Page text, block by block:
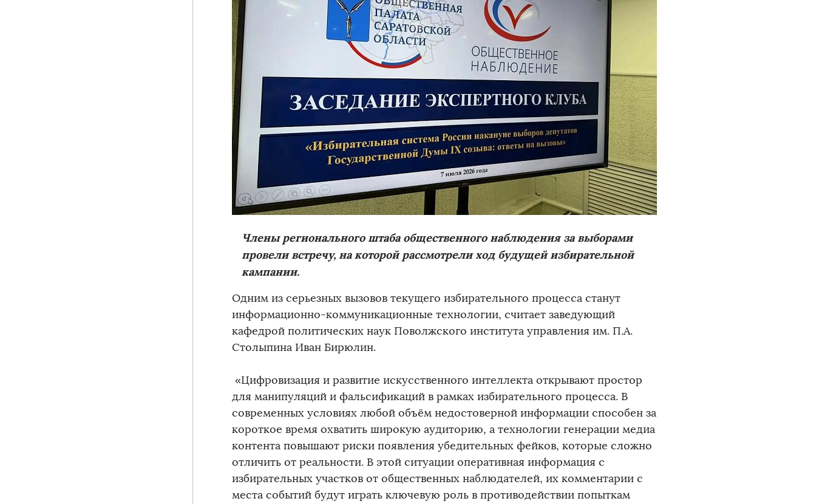
Члены регионального штаба общественного наблюдения за выборами
провели встречу, на которой рассмотрели ход будущей избирательной
кампании.
Одним из серьезных вызовов текущего избирательного процесса станут
информационно-коммуникационные технологии, считает заведующий
кафедрой политических наук Поволжского института управления им. П.А.
Столыпина Иван Бирюлин.
«Цифровизация и развитие искусственного интеллекта открывают простор
для манипуляций и фальсификаций в рамках избирательного процесса. В
современных условиях любой объём недостоверной информации способен за
короткое время охватить широкую аудиторию, а технологии генерации медиа
контента повышают риски появления убедительных фейков, которые сложно
отличить от реальности. В этой ситуации оперативная информация с
избирательных участков от общественных наблюдателей, их комментарии с
места событий будут играть ключевую роль в противодействии попыткам